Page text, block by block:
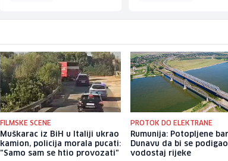
FILMSKE SCENE
Muškarac iz BiH u Italiji ukrao
kamion, policija morala pucati:
"Samo sam se htio provozati"
PROTOK DO ELEKTRANE
Rumunija: Potopljene
Dunavu da bi se podigao
vodostaj rijeke